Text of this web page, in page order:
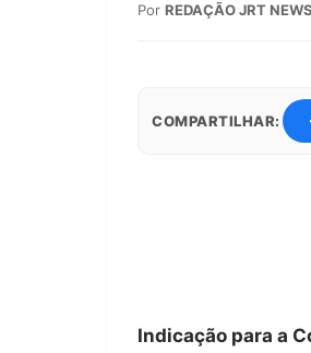
Por REDAÇÃO JRT NEWS
COMPARTILHAR:
Indicação para a